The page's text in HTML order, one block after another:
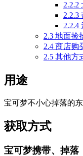
2.2.2
2.2.3
2.2.4
2.3 地面捡
2.4 商店购
2.5 其他方
用途
宝可梦不小心掉落的
获取方式
宝可梦携带、掉落